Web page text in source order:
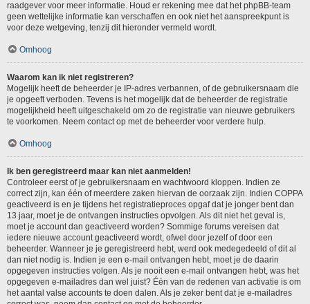
raadgever voor meer informatie. Houd er rekening mee dat het phpBB-team
geen wettelijke informatie kan verschaffen en ook niet het aanspreekpunt is
voor deze wetgeving, tenzij dit hieronder vermeld wordt.
Omhoog
Waarom kan ik niet registreren?
Mogelijk heeft de beheerder je IP-adres verbannen, of de gebruikersnaam die
je opgeeft verboden. Tevens is het mogelijk dat de beheerder de registratie
mogelijkheid heeft uitgeschakeld om zo de registratie van nieuwe gebruikers
te voorkomen. Neem contact op met de beheerder voor verdere hulp.
Omhoog
Ik ben geregistreerd maar kan niet aanmelden!
Controleer eerst of je gebruikersnaam en wachtwoord kloppen. Indien ze
correct zijn, kan één of meerdere zaken hiervan de oorzaak zijn. Indien COPPA
geactiveerd is en je tijdens het registratieproces opgaf dat je jonger bent dan
13 jaar, moet je de ontvangen instructies opvolgen. Als dit niet het geval is,
moet je account dan geactiveerd worden? Sommige forums vereisen dat
iedere nieuwe account geactiveerd wordt, ofwel door jezelf of door een
beheerder. Wanneer je je geregistreerd hebt, werd ook medegedeeld of dit al
dan niet nodig is. Indien je een e-mail ontvangen hebt, moet je de daarin
opgegeven instructies volgen. Als je nooit een e-mail ontvangen hebt, was het
opgegeven e-mailadres dan wel juist? Één van de redenen van activatie is om
het aantal valse accounts te doen dalen. Als je zeker bent dat je e-mailadres